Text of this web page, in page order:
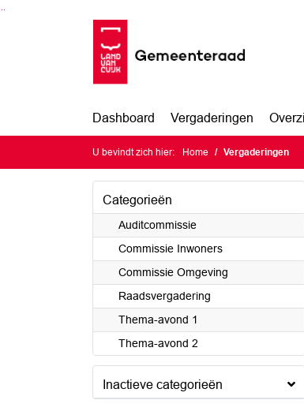
Ga naar de inhoud van deze pagina
Ga naar het zoeken
Ga naar het menu
Dashboard Vergaderingen
U bevindt zich hier: Home Vergaderingen
Categorieën
Auditcommissie
Commissie Inwoners
Commissie Omgeving
Raadsvergadering
Thema-avond 1
Thema-avond 2
Inactieve categorieën